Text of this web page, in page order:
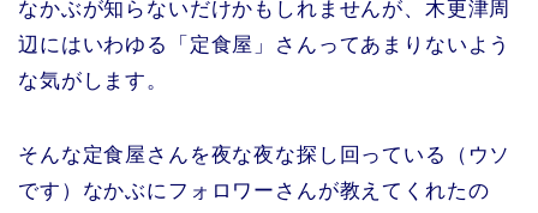
なかぶが知らないだけかもしれませんが、木更津周
辺にはいわゆる「定食屋」さんってあまりないよう
な気がします。
そんな定食屋さんを夜な夜な探し回っている（ウソ
です）なかぶにフォロワーさんが教えてくれたの